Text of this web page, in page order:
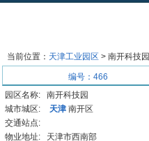
当前位置： 天津工业园区 > 南开科技园
编号：466
园区名称:
南开科技园
城市城区:
天津 南开区
交通站点:
物业地址:
天津市西南部